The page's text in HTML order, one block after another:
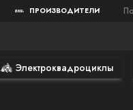
ПРОИЗВОДИТЕЛИ
Электроквадроциклы